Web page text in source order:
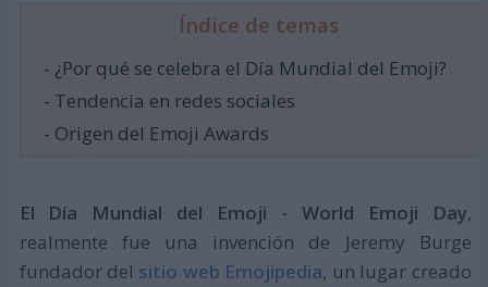
Índice de temas
- ¿Por qué se celebra el Día Mundial del Emoji?
- Tendencia en redes sociales
- Origen del Emoji Awards
El Día Mundial del Emoji - World Emoji Day,
realmente fue una invención de Jeremy Burge
fundador del sitio web Emojipedia, un lugar creado